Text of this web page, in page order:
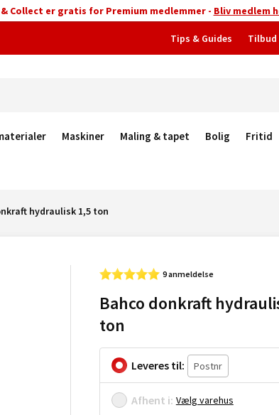
& Collect er gratis for Premium medlemmer - Bliv medlem
Tips & Guides Tilbud
Maskiner Maling & tapet Bolig Fritid
hydraulisk 1,5 ton
9 anmeldelse
Bahco donkraft
ton
Leveres til:
Afhent i: Vælg varehus